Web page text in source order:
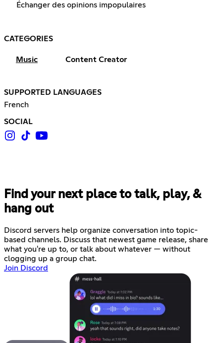
Échanger des opinions impopulaires
CATEGORIES
Music Content Creator
SUPPORTED LANGUAGES
French
SOCIAL
Find your next place to talk, play, &
hang out
Discord servers help organize conversation into topic-
based channels. Discuss that newest game release, share
what you're up to, or talk about whatever — without
clogging up a group chat.
Join Discord